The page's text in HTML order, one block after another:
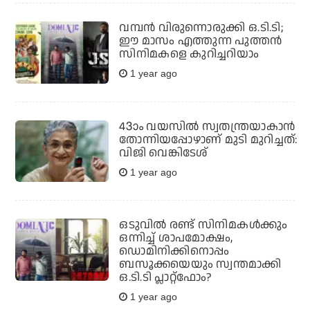
വമ്പന്‍ വിരുന്നൊരുക്കി ഒ.ടി.ടി;
ഈ മാസം എത്തുന്ന പുത്തന്‍
സിനിമകളെ കുറിച്ചറിയാം
1 year ago
43ാം വയസിൽ സ്വതന്ത്രയാകാൻ
തോന്നിയപ്പോഴാണ് മുടി മുറിച്ചത്:
വിജി വെങ്കിടേശ്
1 year ago
ഒടുവില്‍ രണ്ട് സിനിമകള്‍ക്കും
ഒന്നിച്ച് ശാപമോക്ഷം,
ഡൊമിനിക്കിനൊപ്പം
ബസൂക്കയെയും സ്വന്തമാക്കി
ഒ.ടി.ടി പ്ലാറ്റ്‌ഫോം?
1 year ago